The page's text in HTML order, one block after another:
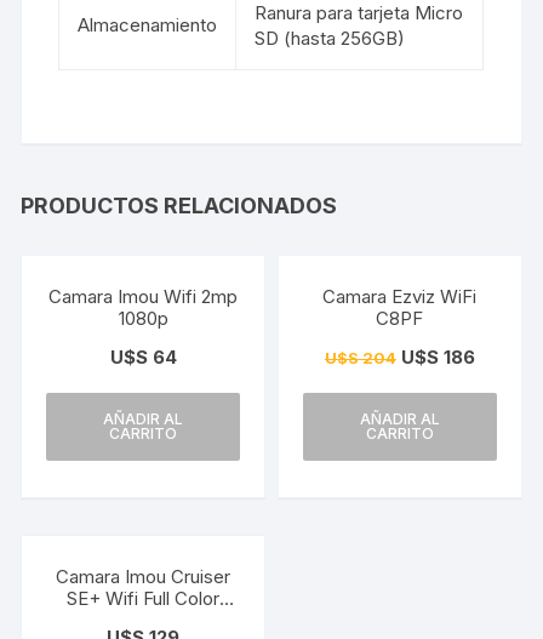
Almacenamiento
Ranura para tarjeta Micro
SD (hasta 256GB)
PRODUCTOS RELACIONADOS
Camara Imou Wifi 2mp
1080p
U$S64
AÑADIR AL
CARRITO
Camara Ezviz WiFi
C8PF
U$S204 U$S186
AÑADIR AL
CARRITO
Camara Imou Cruiser
SE+ Wifi Full Color